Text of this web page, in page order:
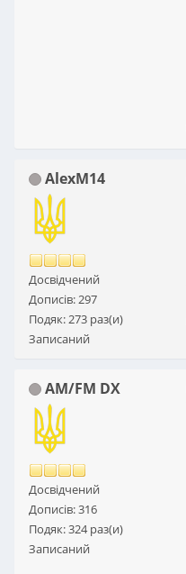
AlexM14
Досвідчений
Дописів: 297
Подяк: 273 раз(и)
Записаний
AM/FM DX
Досвідчений
Дописів: 316
Подяк: 324 раз(и)
Записаний